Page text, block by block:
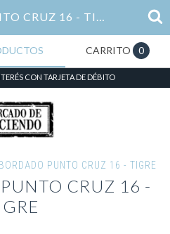
KIT BORDADO PUNTO CRUZ 16 - TIGRE
CARRITO 0
CON TARJETA DE DÉBITO
PUNTO CRUZ 16 - TIGRE
CRUZ 16 -